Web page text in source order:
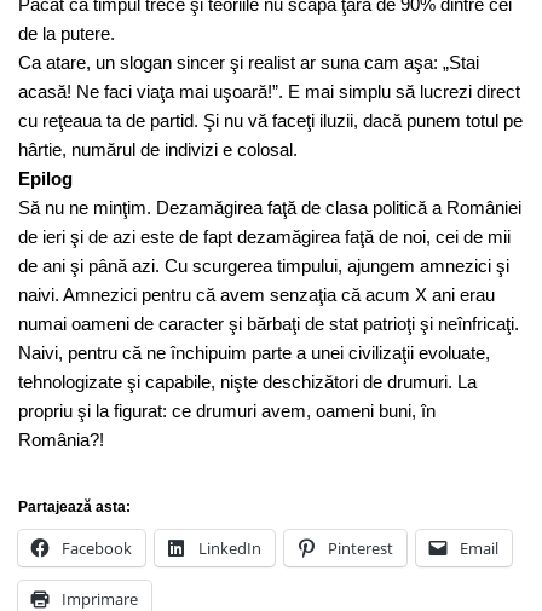
Păcat că timpul trece şi teoriile nu scapă ţara de 90% dintre cei
de la putere.
Ca atare, un slogan sincer şi realist ar suna cam aşa: „Stai
acasă! Ne faci viaţa mai uşoară!”. E mai simplu să lucrezi direct
cu reţeaua ta de partid. Şi nu vă faceţi iluzii, dacă punem totul pe
hârtie, numărul de indivizi e colosal.
Epilog
Să nu ne minţim. Dezamăgirea faţă de clasa politică a României
de ieri şi de azi este de fapt dezamăgirea faţă de noi, cei de mii
de ani şi până azi. Cu scurgerea timpului, ajungem amnezici şi
naivi. Amnezici pentru că avem senzaţia că acum X ani erau
numai oameni de caracter şi bărbaţi de stat patrioţi şi neînfricaţi.
Naivi, pentru că ne închipuim parte a unei civilizaţii evoluate,
tehnologizate şi capabile, nişte deschizători de drumuri. La
propriu şi la figurat: ce drumuri avem, oameni buni, în
România?!
Partajează asta:
Facebook LinkedIn Pinterest Email
Imprimare